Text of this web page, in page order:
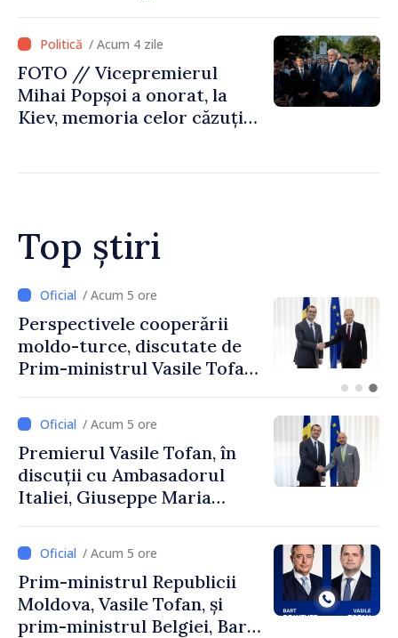
/ Acum 4 zile
FOTO // Vicepremierul
Mihai Popșoi a onorat, la
Kiev, memoria celor căzuți
Top știri
/ Acum 2 ore
Forumul Diasporei //
Republica Moldova,
promovată în Elveția prin
exporturi
/ Acum 5 ore
Premierul Vasile Tofan, în
discuții cu Ambasadorul
Italiei, Giuseppe Maria
/ Acum 5 ore
Prim-ministrul Republicii
Moldova, Vasile Tofan, și
prim-ministrul Belgiei, Bart